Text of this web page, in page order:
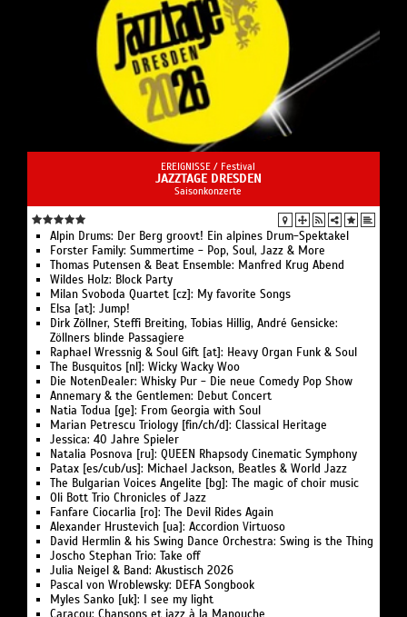
EREIGNISSE / Festival
JAZZTAGE DRESDEN
Saisonkonzerte
Alpin Drums: Der Berg groovt! Ein alpines Drum-Spektakel
Forster Family: Summertime - Pop, Soul, Jazz & More
Thomas Putensen & Beat Ensemble: Manfred Krug Abend
Wildes Holz: Block Party
Milan Svoboda Quartet [cz]: My favorite Songs
Elsa [at]: Jump!
Dirk Zöllner, Steffi Breiting, Tobias Hillig, André Gensicke:
Zöllners blinde Passagiere
Raphael Wressnig & Soul Gift [at]: Heavy Organ Funk & Soul
The Busquitos [nl]: Wicky Wacky Woo
Die NotenDealer: Whisky Pur - Die neue Comedy Pop Show
Annemary & the Gentlemen: Debut Concert
Natia Todua [ge]: From Georgia with Soul
Marian Petrescu Triology [fin/ch/d]: Classical Heritage
Jessica: 40 Jahre Spieler
Natalia Posnova [ru]: QUEEN Rhapsody Cinematic Symphony
Patax [es/cub/us]: Michael Jackson, Beatles & World Jazz
The Bulgarian Voices Angelite [bg]: The magic of choir music
Oli Bott Trio Chronicles of Jazz
Fanfare Ciocarlia [ro]: The Devil Rides Again
Alexander Hrustevich [ua]: Accordion Virtuoso
David Hermlin & his Swing Dance Orchestra: Swing is the Thing
Joscho Stephan Trio: Take off
Julia Neigel & Band: Akustisch 2026
Pascal von Wroblewsky: DEFA Songbook
Myles Sanko [uk]: I see my light
Caracou: Chansons et jazz à la Manouche